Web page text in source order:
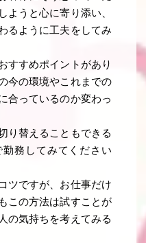
ようと心に寄り添い、
るように工夫をしてみ
すすめポイントがあり
今の環境やこれまでの
合っているのか変わっ
り替えることもできる
務してみてください
ツですが、お仕事だけ
この方法は試すことが
の気持ちを考えてみる